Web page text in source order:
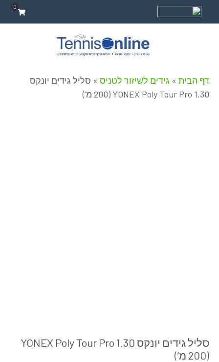
0
דף הבית » גידים לשיזור לטניס » סליל גידים יונקס
YONEX Poly Tour Pro 1.30 (200 מ’)
סליל גידים יונקס YONEX Poly Tour Pro 1.30
(200 מ’)